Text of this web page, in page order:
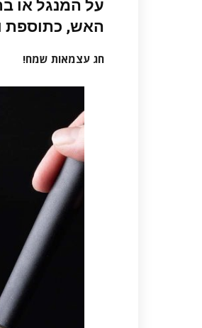
על המנגל או
האש, כתוספת
חג עצמאות שמח!